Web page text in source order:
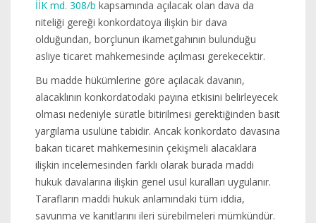
İİK md. 308/b kapsamında açılacak olan dava da
niteliği gereği konkordatoya ilişkin bir dava
olduğundan, borçlunun ikametgahının bulunduğu
asliye ticaret mahkemesinde açılması gerekecektir.
Bu madde hükümlerine göre açılacak davanın,
alacaklının konkordatodaki payına etkisini belirleyecek
olması nedeniyle süratle bitirilmesi gerektiğinden basit
yargılama usulüne tabidir. Ancak konkordato davasına
bakan ticaret mahkemesinin çekişmeli alacaklara
ilişkin incelemesinden farklı olarak burada maddi
hukuk davalarına ilişkin genel usul kuralları uygulanır.
Tarafların maddi hukuk anlamındaki tüm iddia,
savunma ve kanıtlarını ileri sürebilmeleri mümkündür.